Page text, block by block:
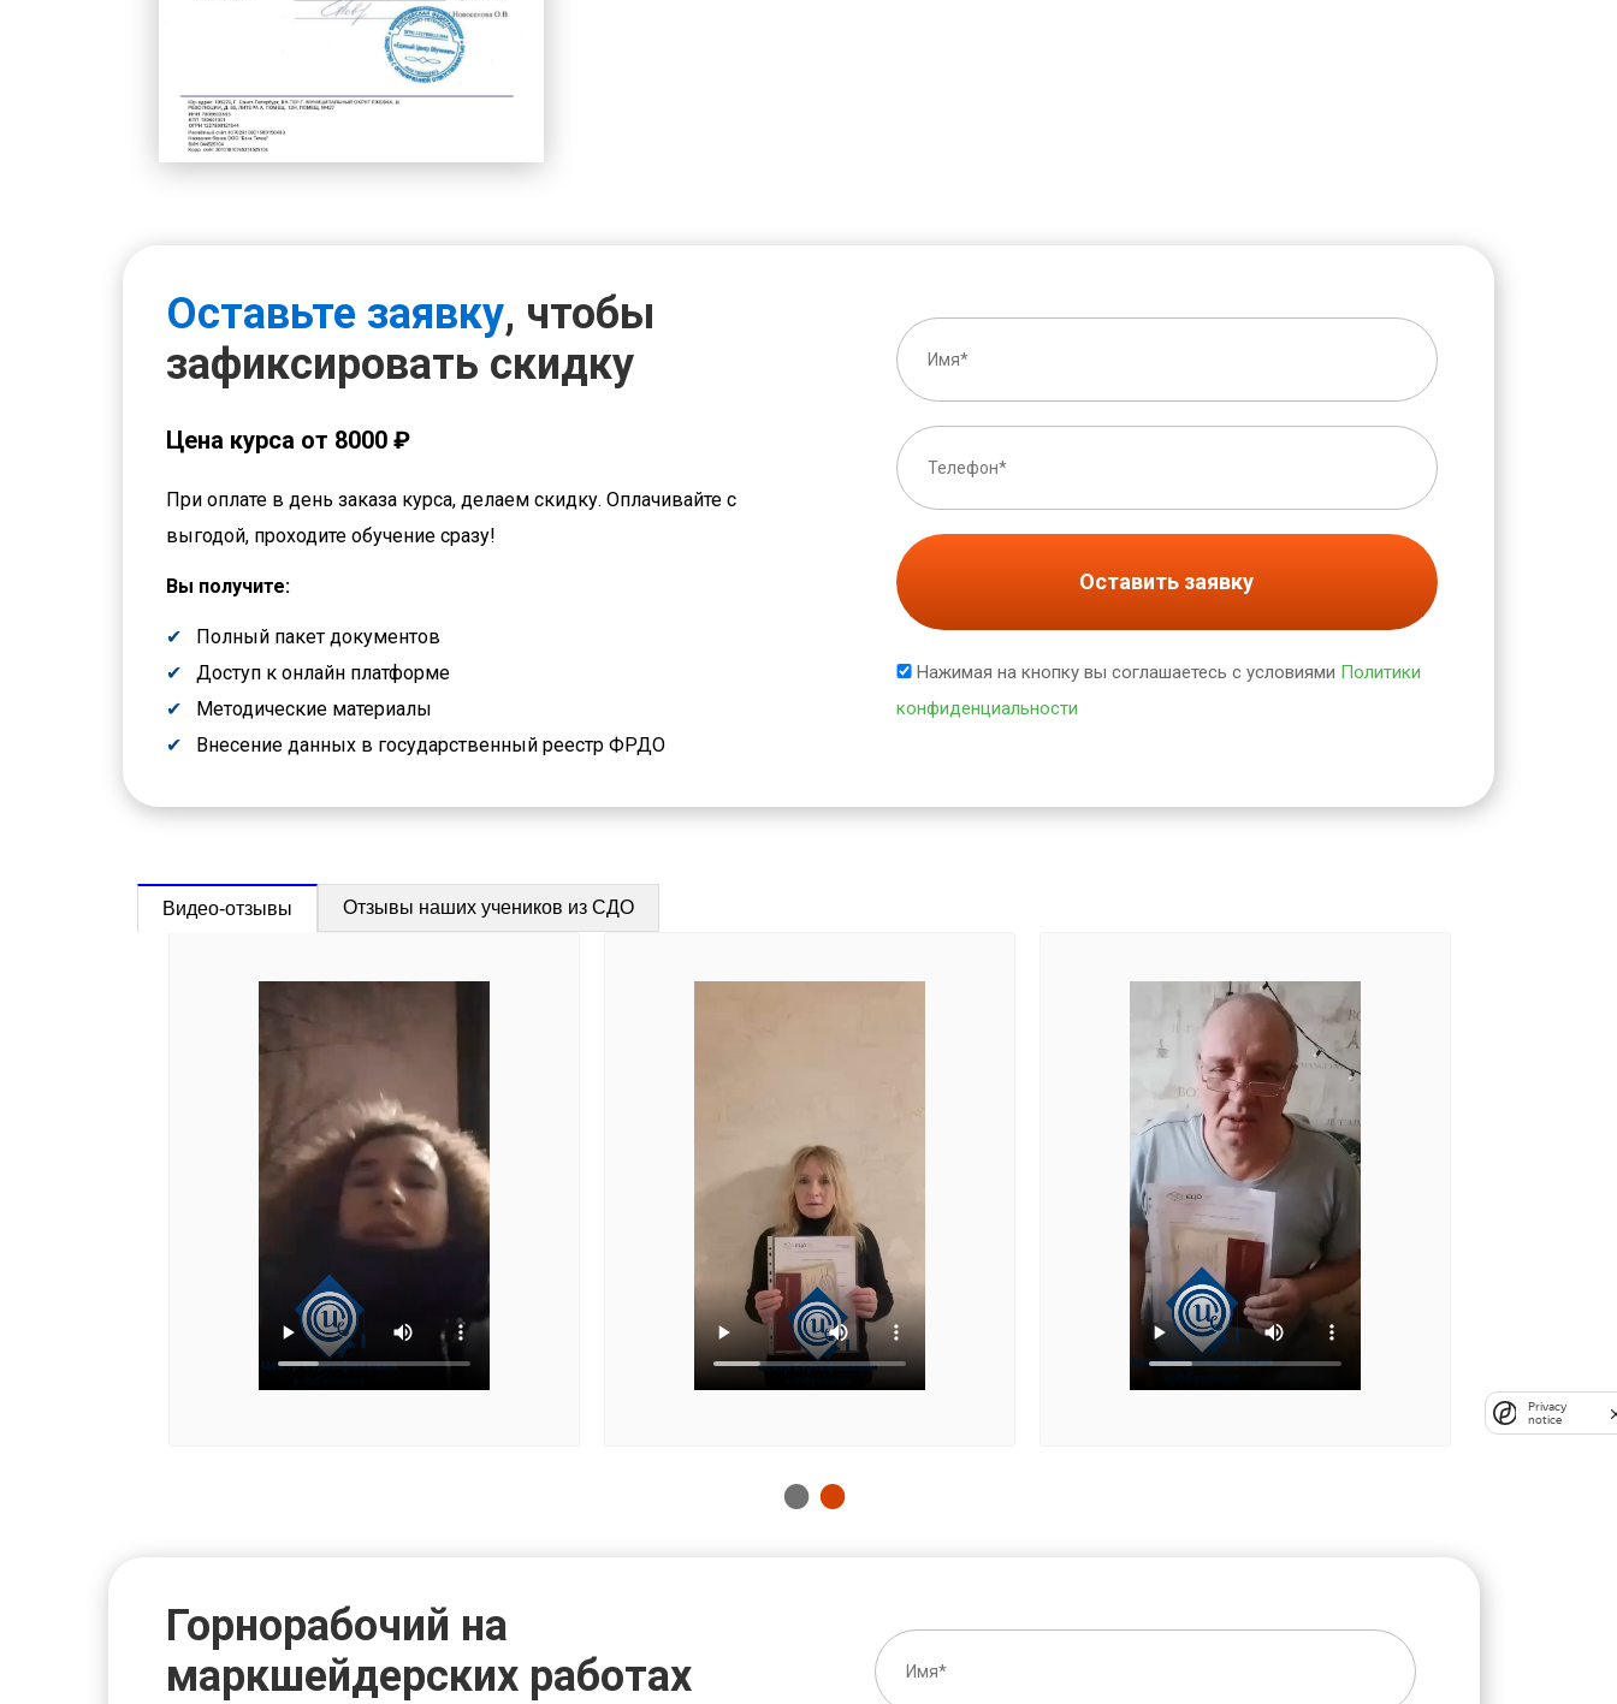
Оставьте заявку, чтобы
зафиксировать скидку
Цена курса от 8000 ₽
При оплате в день заказа курса, делаем скидку. Оплачивайте с
выгодой, проходите обучение сразу!
Вы получите:
Полный пакет документов
Доступ к онлайн платформе
Методические материалы
Внесение данных в государственный реестр ФРДО
Оставить заявку
Нажимая на кнопку вы соглашаетесь с условиями Политики
конфиденциальности
Видео-отзывы Отзывы наших учеников из СДО
Горнорабочий на
маркшейдерских работах
Privacy
notice